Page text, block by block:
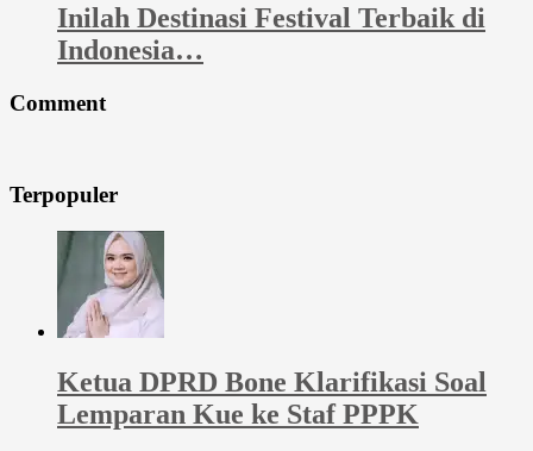
Inilah Destinasi Festival Terbaik di
Indonesia…
Comment
Terpopuler
Ketua DPRD Bone Klarifikasi Soal
Lemparan Kue ke Staf PPPK